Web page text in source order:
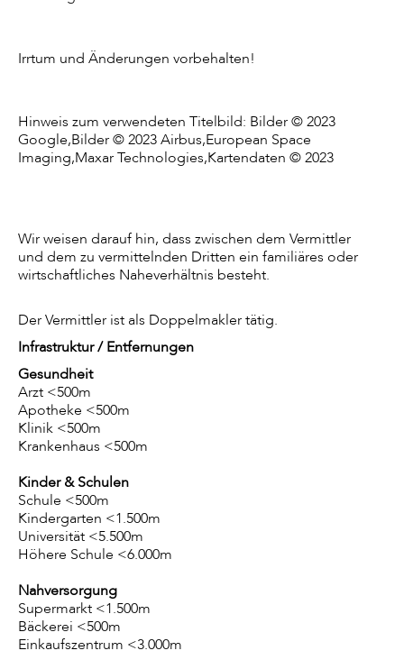
Irrtum und Änderungen vorbehalten!
Hinweis zum verwendeten Titelbild: Bilder © 2023
Google,Bilder © 2023 Airbus,European Space
Imaging,Maxar Technologies,Kartendaten © 2023
Wir weisen darauf hin, dass zwischen dem Vermittler
und dem zu vermittelnden Dritten ein familiäres oder
wirtschaftliches Naheverhältnis besteht.
Der Vermittler ist als Doppelmakler tätig.
Infrastruktur / Entfernungen
Gesundheit
Arzt <500m
Apotheke <500m
Klinik <500m
Krankenhaus <500m
Kinder & Schulen
Schule <500m
Kindergarten <1.500m
Universität <5.500m
Höhere Schule <6.000m
Nahversorgung
Supermarkt <1.500m
Bäckerei <500m
Einkaufszentrum <3.000m